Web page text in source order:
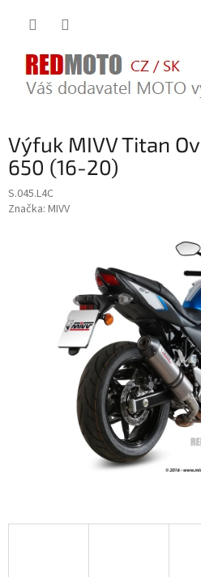
Výfuk MIVV Titan
650 (16-20)
S.045.L4C
Značka: MIVV